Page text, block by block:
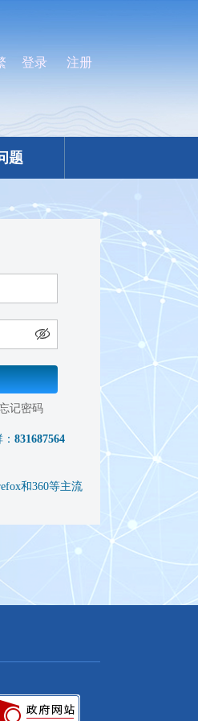
登录 注册
题
记密码
831687564
和360等主流